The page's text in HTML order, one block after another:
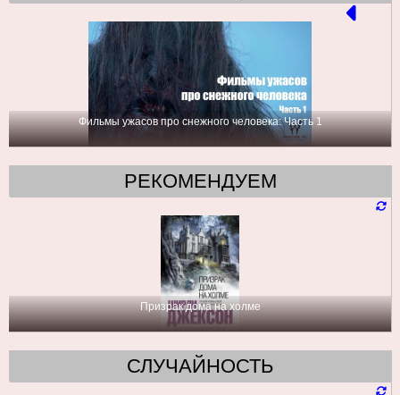
Фильмы ужасов про снежного человека: Часть 1
РЕКОМЕНДУЕМ
Призрак дома на холме
СЛУЧАЙНОСТЬ